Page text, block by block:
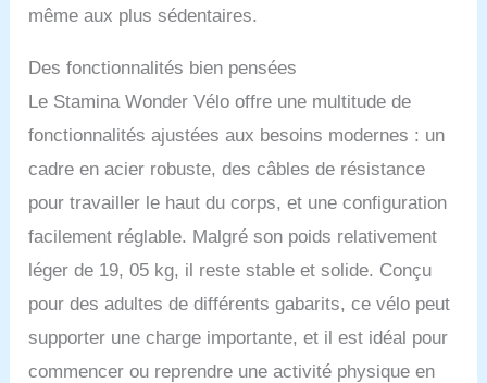
guidés par un entraîneur
vous motiver et vous
entraîner à atteindre vos
objectifs dans le confort
de votre propre maison.
même aux plus sédentaires.
Des fonctionnalités bien pensées
Le Stamina Wonder Vélo offre une multitude de
fonctionnalités ajustées aux besoins modernes : un
cadre en acier robuste, des câbles de résistance
pour travailler le haut du corps, et une configuration
facilement réglable. Malgré son poids relativement
léger de 19, 05 kg, il reste stable et solide. Conçu
pour des adultes de différents gabarits, ce vélo peut
supporter une charge importante, et il est idéal pour
commencer ou reprendre une activité physique en